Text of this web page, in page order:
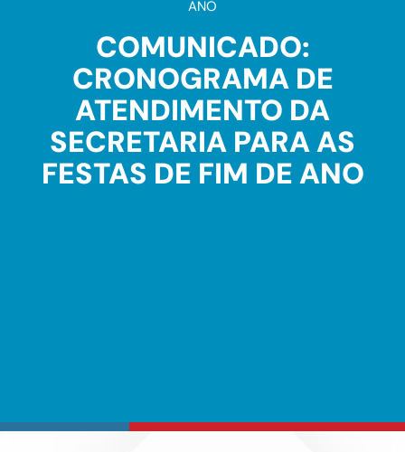
ANO
COMUNICADO:
CRONOGRAMA DE
ATENDIMENTO DA
SECRETARIA PARA AS
FESTAS DE FIM DE ANO